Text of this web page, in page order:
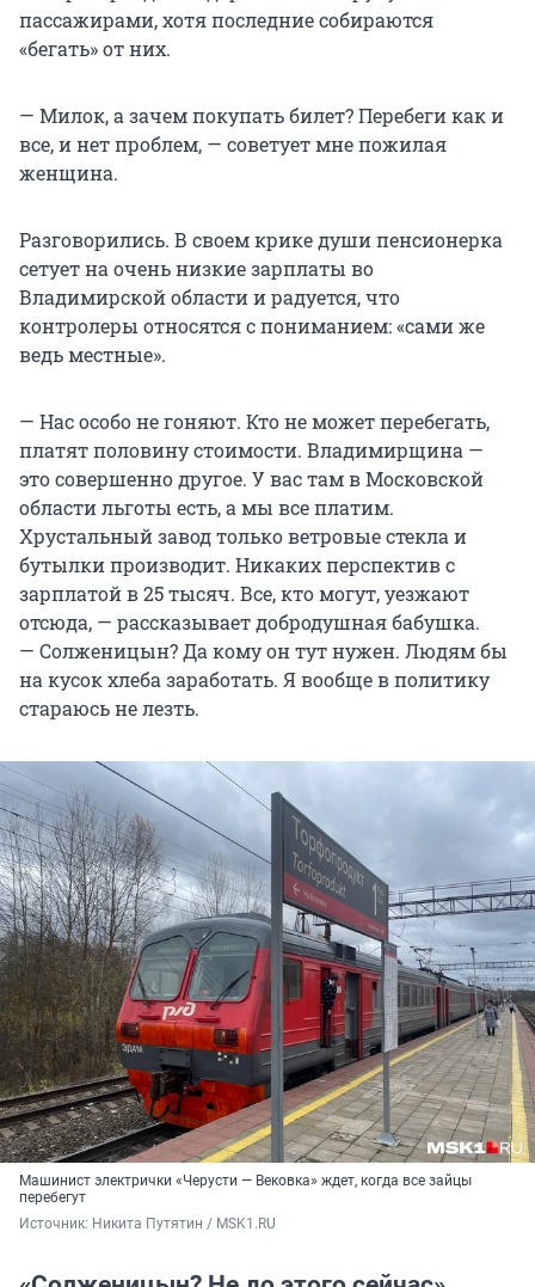
пассажирами, хотя последние собираются
«бегать» от них.
— Милок, а зачем покупать билет? Перебеги как и
все, и нет проблем, — советует мне пожилая
женщина.
Разговорились. В своем крике души пенсионерка
сетует на очень низкие зарплаты во
Владимирской области и радуется, что
контролеры относятся с пониманием: «сами же
ведь местные».
— Нас особо не гоняют. Кто не может перебегать,
платят половину стоимости. Владимирщина —
это совершенно другое. У вас там в Московской
области льготы есть, а мы все платим.
Хрустальный завод только ветровые стекла и
бутылки производит. Никаких перспектив с
зарплатой в 25 тысяч. Все, кто могут, уезжают
отсюда, — рассказывает добродушная бабушка.
— Солженицын? Да кому он тут нужен. Людям бы
на кусок хлеба заработать. Я вообще в политику
стараюсь не лезть.
Машинист электрички «Черусти — Вековка» ждет, когда все зайцы
перебегут
Источник: Никита Путятин / MSK1.RU